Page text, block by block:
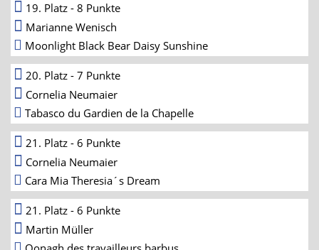
19. Platz - 8 Punkte
Marianne Wenisch
Moonlight Black Bear Daisy Sunshine
20. Platz - 7 Punkte
Cornelia Neumaier
Tabasco du Gardien de la Chapelle
21. Platz - 6 Punkte
Cornelia Neumaier
Cara Mia Theresia´s Dream
21. Platz - 6 Punkte
Martin Müller